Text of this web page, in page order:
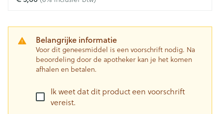
Belangrijke informatie
Voor dit geneesmiddel is een voorschrift nodig. Na
beoordeling door de apotheker kan je het komen
afhalen en betalen.
Ik weet dat dit product een voorschrift
vereist.